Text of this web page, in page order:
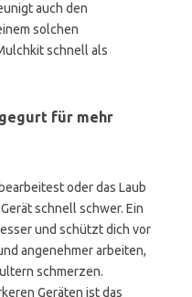
auch den
solchen
schnell als
für mehr
oder das Laub
schnell schwer. Ein
und schützt dich vor
angenehmer arbeiten,
schmerzen.
Geräten ist das